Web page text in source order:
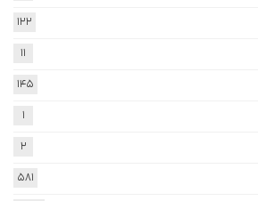
122
11
145
1
2
581